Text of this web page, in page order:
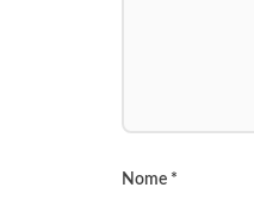
Nome *